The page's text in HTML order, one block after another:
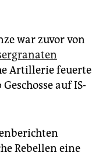
war zuvor von
Artillerie feuerte
auf IS-
Rebellen eine